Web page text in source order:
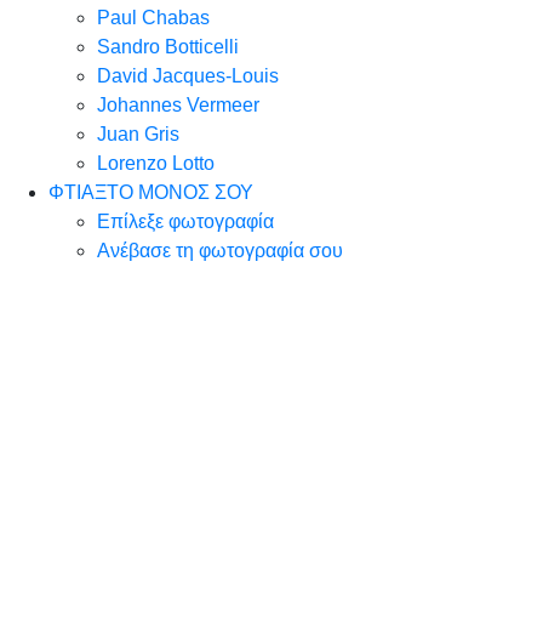
Paul Chabas
Sandro Botticelli
David Jacques-Louis
Johannes Vermeer
Juan Gris
Lorenzo Lotto
ΦΤΙΑΞΤΟ ΜΟΝΟΣ ΣΟΥ
Επίλεξε φωτογραφία
Ανέβασε τη φωτογραφία σου